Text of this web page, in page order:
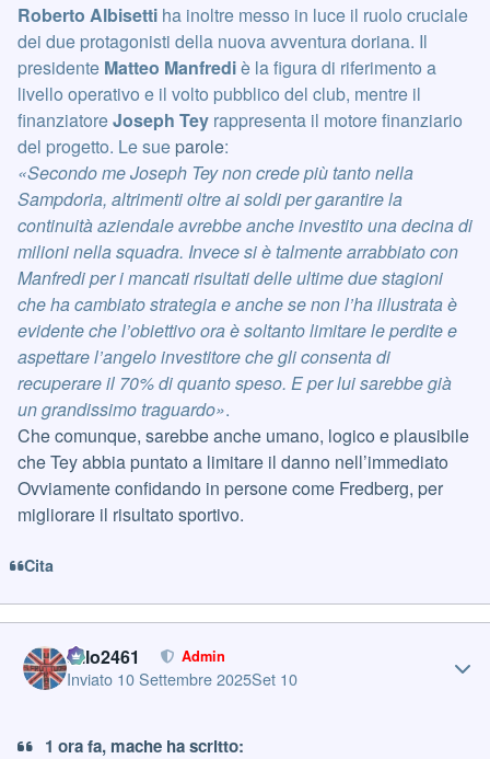
Roberto Albisetti ha inoltre messo in luce il ruolo cruciale
dei due protagonisti della nuova avventura doriana. Il
presidente Matteo Manfrediè la figura di riferimento a
livello operativo e il volto pubblico del club, mentre il
finanziatoreJoseph Tey rappresenta il motore finanziario
del progetto. Le sue parole:
«Secondo me Joseph Tey non crede più tanto nella
Sampdoria, altrimenti oltre ai soldi per garantire la
continuità aziendale avrebbe anche investito una decina di
milioni nella squadra. Invece si è talmente arrabbiato con
Manfredi per i mancati risultati delle ultime due stagioni
che ha cambiato strategia e anche se non l’ha illustrata è
evidente che l’obiettivo ora è soltanto limitare le perdite e
aspettare l’angelo investitore che gli consenta di
recuperare il 70% di quanto speso. E per lui sarebbe già
un grandissimo traguardo».
Che comunque, sarebbe anche umano, logico e plausibile
che Tey abbia puntato a limitare il danno nell’immediato
Ovviamente confidando in persone come Fredberg, per
migliorare il risultato sportivo.
Cita
cillo2461 Admin
Inviato 10 Settembre 2025Set 10
1 ora fa, mache ha scritto: